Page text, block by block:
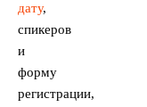
дату,
спикеров
и
форму
регистрации,